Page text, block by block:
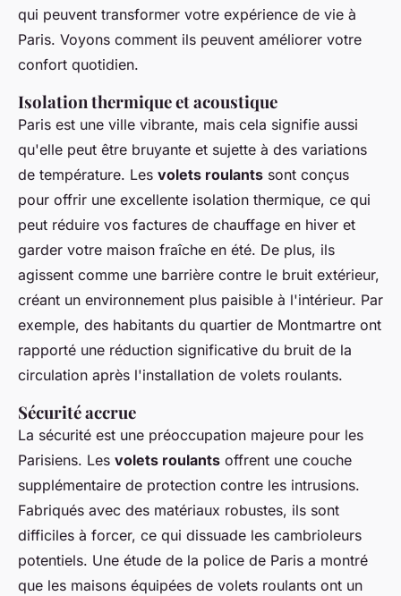
qui peuvent transformer votre expérience de vie à
Paris. Voyons comment ils peuvent améliorer votre
confort quotidien.
Isolation thermique et acoustique
Paris est une ville vibrante, mais cela signifie aussi
qu'elle peut être bruyante et sujette à des variations
de température. Les volets roulants sont conçus
pour offrir une excellente isolation thermique, ce qui
peut réduire vos factures de chauffage en hiver et
garder votre maison fraîche en été. De plus, ils
agissent comme une barrière contre le bruit extérieur,
créant un environnement plus paisible à l'intérieur. Par
exemple, des habitants du quartier de Montmartre ont
rapporté une réduction significative du bruit de la
circulation après l'installation de volets roulants.
Sécurité accrue
La sécurité est une préoccupation majeure pour les
Parisiens. Les volets roulants offrent une couche
supplémentaire de protection contre les intrusions.
Fabriqués avec des matériaux robustes, ils sont
difficiles à forcer, ce qui dissuade les cambrioleurs
potentiels. Une étude de la police de Paris a montré
que les maisons équipées de volets roulants ont un